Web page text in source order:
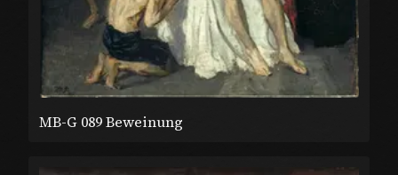
MB-G 089 Beweinung